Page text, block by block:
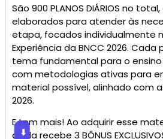
São 900 PLANOS DIÁRIOS no
elaborados para atender às
etapa, focados individualmente
Experiência da BNCC 2026.
tema fundamental para o
com metodologias ativas para
material possível, alinhado com
2026.
E tem mais! Ao adquirir esse
ainda recebe 3 BÔNUS
⬇